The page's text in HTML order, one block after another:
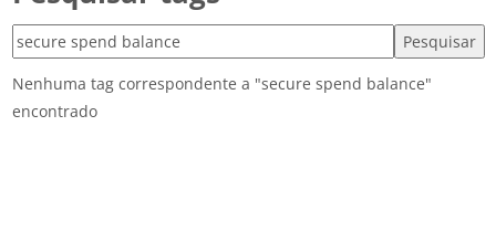
Pesquisar tags
Nenhuma tag correspondente a "secure spend balance"
encontrado